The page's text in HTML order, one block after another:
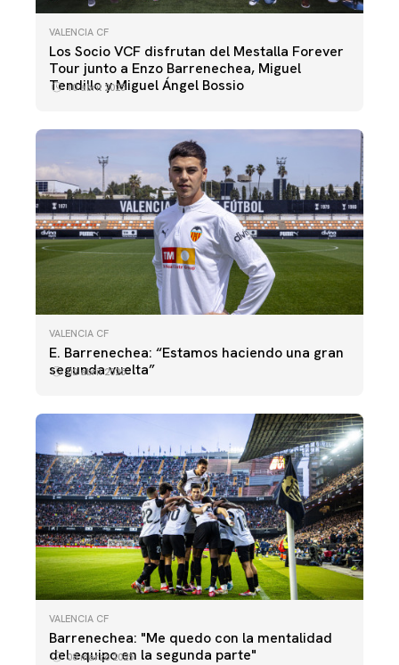
VALENCIA CF
Los Socio VCF disfrutan del Mestalla Forever
Tour junto a Enzo Barrenechea, Miguel
Tendillo y Miguel Ángel Bossio
10 abril 2025
VALENCIA CF
E. Barrenechea: “Estamos haciendo una gran
segunda vuelta”
02 abril 2025
VALENCIA CF
Barrenechea: "Me quedo con la mentalidad
del equipo en la segunda parte"
08 marzo 2025